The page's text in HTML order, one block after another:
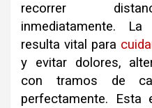
recorrer
inmediatamente.
resulta vital para
y evitar dolores, a
con tramos de
perfectamente. Esta